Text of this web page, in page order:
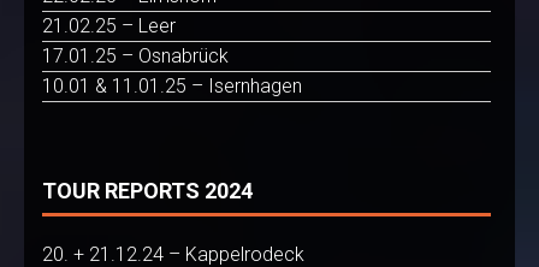
21.02.25 – Leer
17.01.25 – Osnabrück
10.01 & 11.01.25 – Isernhagen
TOUR REPORTS 2024
20. + 21.12.24 – Kappelrodeck